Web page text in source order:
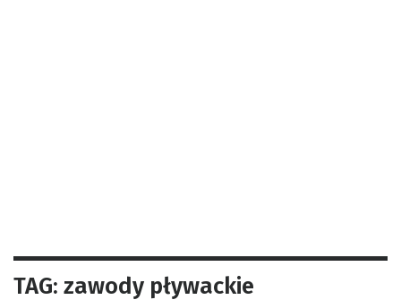
TAG: zawody pływackie